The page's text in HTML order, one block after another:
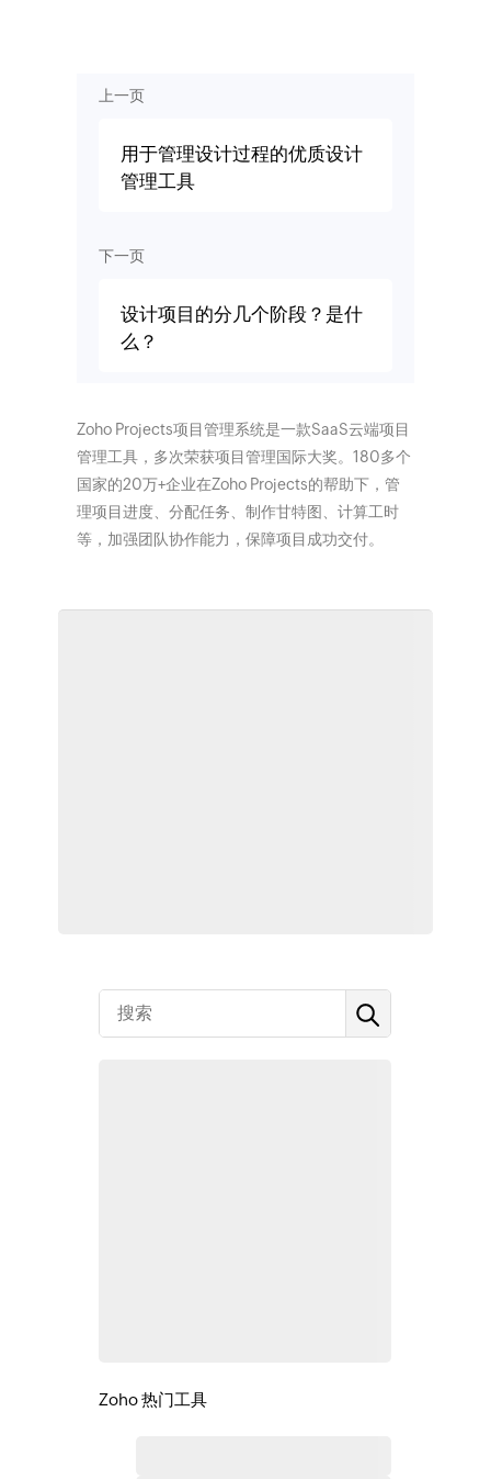
上一页
用于管理设计过程的优质设计
管理工具
下一页
设计项目的分几个阶段？是什
么？
Zoho Projects项目管理系统是一款SaaS云端项目
管理工具，多次荣获项目管理国际大奖。180多个
国家的20万+企业在Zoho Projects的帮助下，管
理项目进度、分配任务、制作甘特图、计算工时
等，加强团队协作能力，保障项目成功交付。
Zoho 热门工具